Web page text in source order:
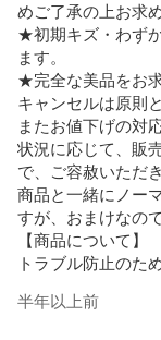
めご了承の上お求
★初期キズ・わず
ます。
★完全な美品をお
キャンセルは原則
またお値下げの対
状況に応じて、販
で、ご容赦いただ
商品と一緒にノー
すが、おまけなの
【商品について】
トラブル防止のた
商品の状態は「や
半年以上前